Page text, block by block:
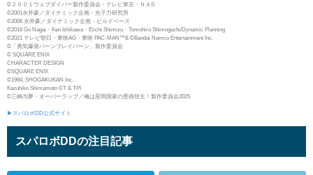
©２００１ウェブダイバー製作委員会・テレビ東京・ＮＡS
©2001永井豪／ダイナミック企画・光子力研究所
©2006 永井豪／ダイナミック企画・ビルドベース
©2016 Go Nagai・Ken Ishikawa・Eiichi Shimizu・Tomohiro Shimoguchi/Dynamic Planning
©2021 テレビ朝日・東映AG・東映 PAC-MAN™& ©Bandai Namco Entertainment Inc.
©「勇気爆発バーンブレイバーン」製作委員会
© SQUARE ENIX
CHARACTER DESIGN
©SQUARE ENIX
©1994, SHOGAKUKAN Inc.
Kazuhiko Shimamoto ©T & TPI
©三嶋与夢・オーバーラップ／俺は星間国家の悪徳領主！製作委員会2025
▶スパロボDD公式サイト
スパロボDDの注目記事